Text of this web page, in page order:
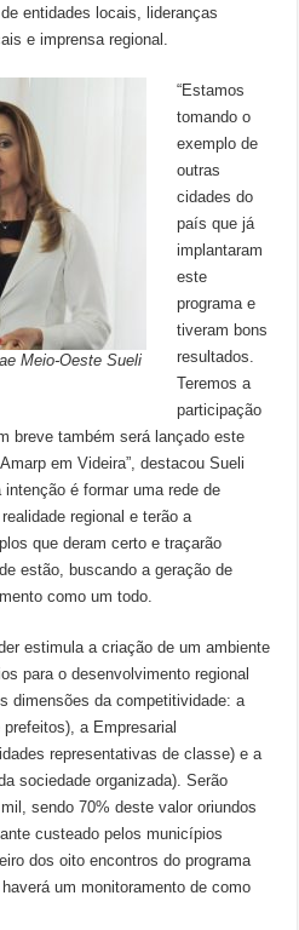
entidades locais, lideranças
e imprensa regional.
Meio-Oeste Sueli
“Estamos
tomando o
exemplo de
outras
cidades do
país que já
implantaram
este
programa e
tiveram bons
resultados.
Teremos a
participação
breve também será lançado este
em Videira”, destacou Sueli
é formar uma rede de
regional e terão a
que deram certo e traçarão
estão, buscando a geração de
como um todo.
estimula a criação de um ambiente
para o desenvolvimento regional
dimensões da competitividade: a
a Empresarial
representativas de classe) e a
sociedade organizada). Serão
sendo 70% deste valor oriundos
custeado pelos municípios
dos oito encontros do programa
um monitoramento de como